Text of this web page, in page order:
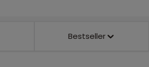
Bestseller